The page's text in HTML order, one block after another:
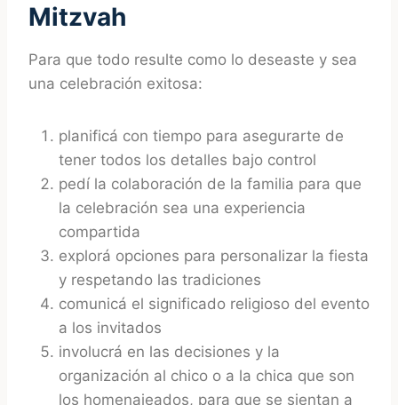
Mitzvah
Para que todo resulte como lo deseaste y sea
una celebración exitosa:
planificá con tiempo para asegurarte de
tener todos los detalles bajo control
pedí la colaboración de la familia para que
la celebración sea una experiencia
compartida
explorá opciones para personalizar la fiesta
y respetando las tradiciones
comunicá el significado religioso del evento
a los invitados
involucrá en las decisiones y la
organización al chico o a la chica que son
los homenajeados, para que se sientan a